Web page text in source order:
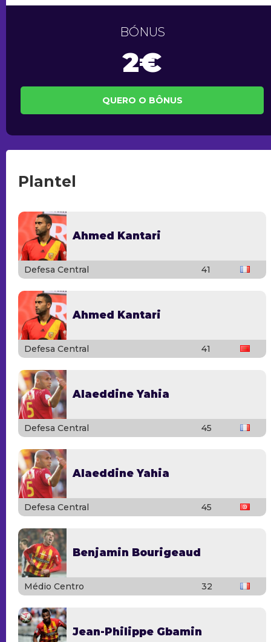
BÓNUS
2€
QUERO O BÔNUS
Plantel
Ahmed Kantari
Defesa Central 41
Ahmed Kantari
Defesa Central 41
Alaeddine Yahia
Defesa Central 45
Alaeddine Yahia
Defesa Central 45
Benjamin Bourigeaud
Médio Centro 32
Jean-Philippe Gbamin